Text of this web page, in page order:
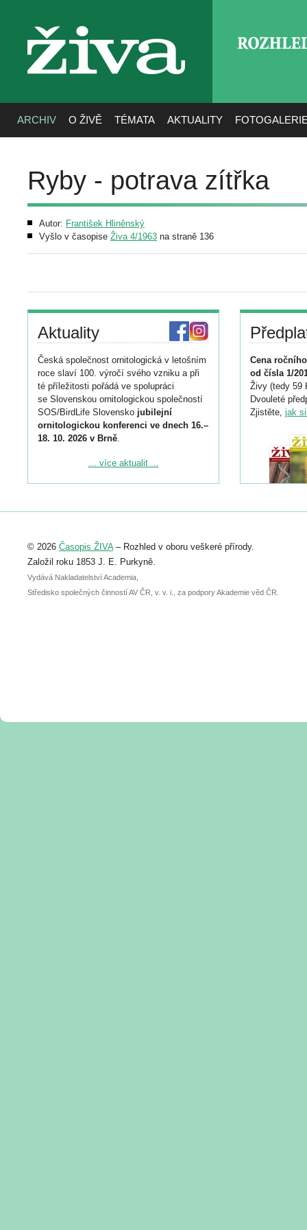
živa
ARCHIV O ŽIVĚ TÉMATA AKTUALITY
Ryby - potrava zítřka
Autor: František Hliněnský
Vyšlo v časopise Živa 4/1963 na straně 136
Aktuality
Česká společnost ornitologická v letošním
roce slaví 100. výročí svého vzniku a při
té příležitosti pořádá ve spolupráci
se Slovenskou ornitologickou společností
SOS/BirdLife Slovensko jubilejní
ornitologickou konferenci ve dnech 16.–
18. 10. 2026 v Brně.
Podrobnější informace ke konferenci
Registrovat se můžete do 6. září.
abstraktu přihlášené přednášky nebo
posteru je už 30. června.
... více aktualit ...
Cena
od čísla 1/
Živy (tedy 59
Dvouleté
Zjistěte, jak
© 2026 Časopis ŽIVA– Rozhled v oboru veškeré přírody.
Založil roku 1853 J. E. Purkyně.
Vydává Nakladatelství Academia,
Středisko společných činností AV ČR, v. v. i., za podpory Akademie věd ČR.